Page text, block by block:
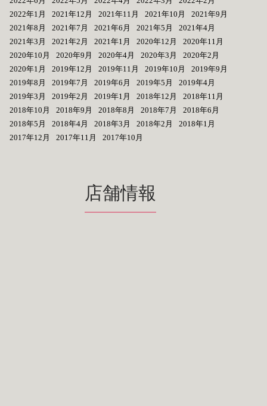
2022年1月
2021年12月 2021年11月 2021年10月
2021年9月
2021年8月
2021年7月 2021年6月 2021年5月
2021年4月
2021年3月
2021年2月 2021年1月 2020年12月
2020年11月
2020年10月
2020年9月 2020年4月 2020年3月
2020年2月
2020年1月
2019年12月 2019年11月 2019年10月
2019年9月
2019年8月
2019年7月 2019年6月 2019年5月
2019年4月
2019年3月
2019年2月 2019年1月 2018年12月
2018年11月
2018年10月
2018年9月 2018年8月 2018年7月
2018年6月
2018年5月
2018年4月 2018年3月 2018年2月
2018年1月
2017年12月
2017年11月 2017年10月
店舗情報